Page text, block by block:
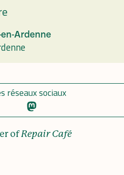
en-Ardenne
réseaux sociaux
ofRepair Café